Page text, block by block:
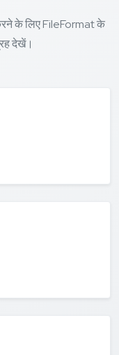
के लिए FileFormat के
देखें।